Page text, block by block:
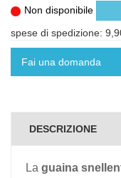
Non disponibile
spese di spedizione:
Fai una domanda
DESCRIZIONE
La guaina